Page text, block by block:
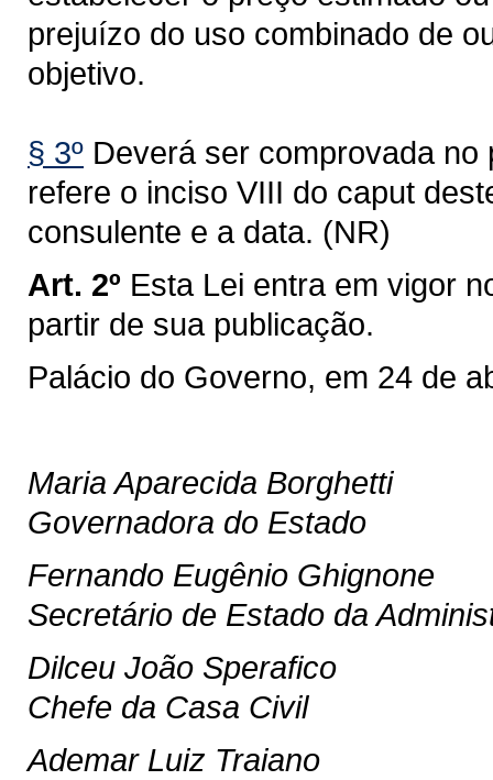
prejuízo do uso combinado de
objetivo.
§ 3º Deverá ser comprovada
refere o inciso VIII do caput
consulente e a data. (NR)
Art. 2º Esta Lei entra em vigor
partir de sua publicação.
Palácio do Governo, em 24 de
Maria Aparecida Borghetti
Governadora do Estado
Fernando Eugênio Ghignone
Secretário de Estado da
Dilceu João Sperafico
Chefe da Casa Civil
Ademar Luiz Traiano